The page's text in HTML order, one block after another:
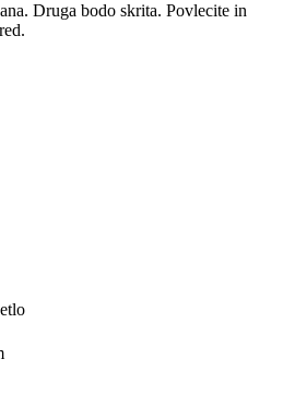
Druga bodo skrita. Povlecite in